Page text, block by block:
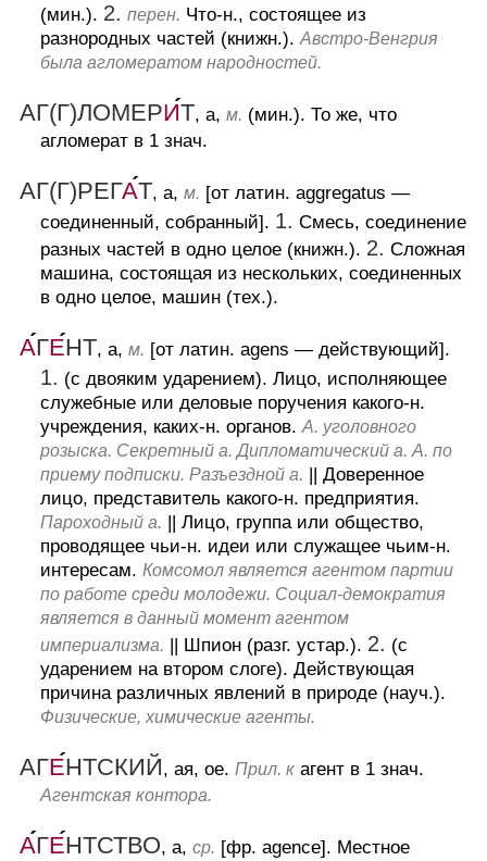
(мин.). 2. перен. Что-н., состоящее из
разнородных частей (книжн.). Австро-Венгрия
была агломератом народностей.
АГ(Г)ЛОМЕРИТ, а, м. (мин.). То же, что
агломерат в 1 знач.
АГ(Г)РЕГАТ, а, м. [от латин. aggregatus —
соединенный, собранный]. 1. Смесь, соединение
разных частей в одно целое (книжн.). 2. Сложная
машина, состоящая из нескольких, соединенных
в одно целое, машин (тех.).
АГЕНТ, а, м. [от латин. agens — действующий].
1. (с двояким ударением). Лицо, исполняющее
служебные или деловые поручения какого-н.
учреждения, каких-н. органов. А. уголовного
розыска. Секретный а. Дипломатический а. А. по
приему подписки. Разъездной а.
Доверенное
лицо, представитель какого-н. предприятия.
Пароходный а.
Лицо, группа или общество,
проводящее чьи-н. идеи или служащее чьим-н.
интересам. Комсомол является агентом партии
по работе среди молодежи. Социал-демократия
является в данный момент агентом
империализма.
Шпион (разг. устар.). 2. (с
ударением на втором слоге). Действующая
причина различных явлений в природе (науч.).
Физические, химические агенты.
АГЕНТСКИЙ, ая, ое. Прил. к агент в 1 знач.
Агентская контора.
АГЕНТСТВО, а, ср. [фр. agence]. Местное